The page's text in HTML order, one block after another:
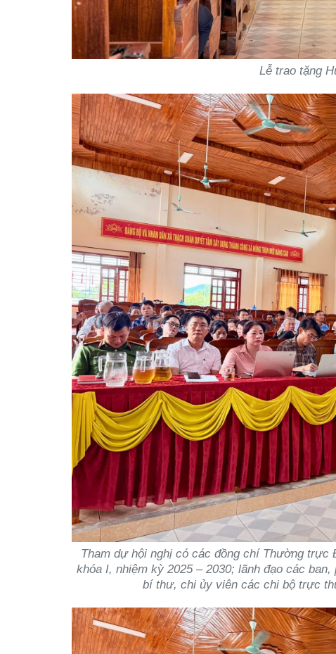
Lễ trao tặng
Tham dự hội nghị có các đồng chí Thường trực
khóa I, nhiệm kỳ 2025 – 2030; lãnh đạo các
bí thư, chi ủy viên các chi bộ trực